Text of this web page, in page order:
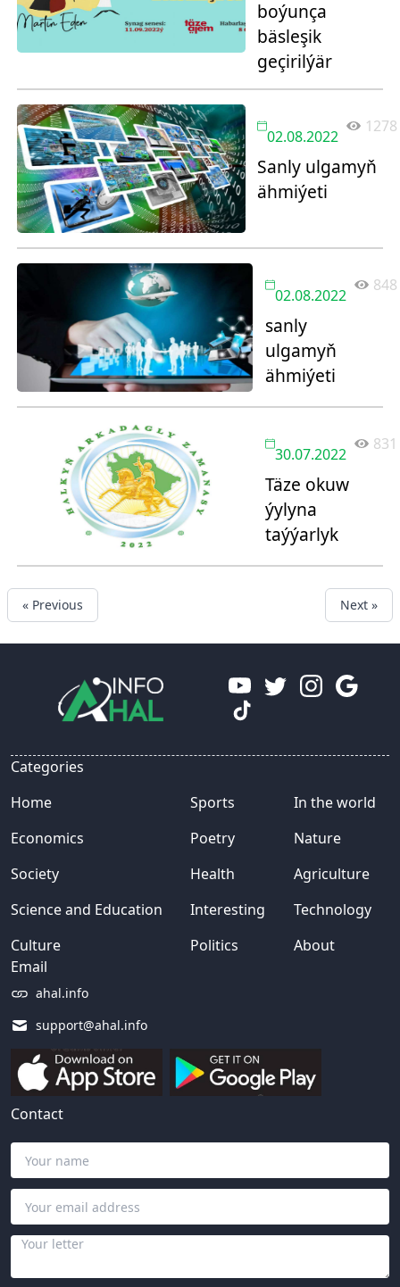
boýunça
bäsleşik
geçirilýär
02.08.2022
1278
Sanly ulgamyň
ähmiýeti
02.08.2022
848
sanly
ulgamyň
ähmiýeti
30.07.2022
831
Täze okuw
ýylyna
taýýarlyk
« Previous Next »
Email
ahal.info
support@ahal.info
Categories
Home
Economics
Society
Science and Education
Culture
Sports
Poetry
Health
Interesting
Politics
In the world
Nature
Agriculture
Technology
About
Contact